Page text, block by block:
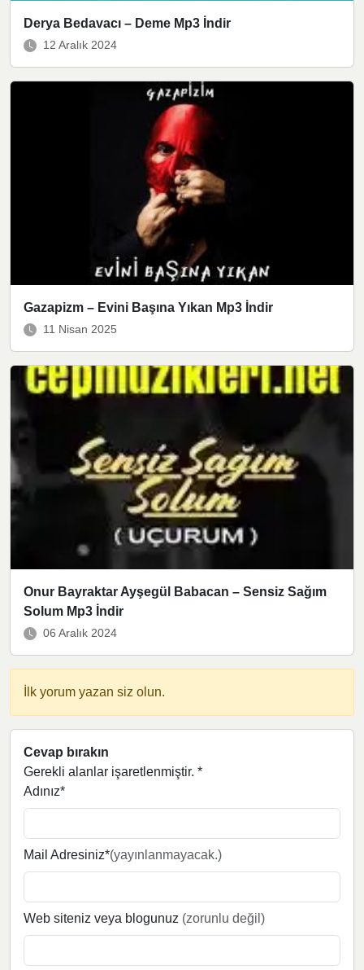
Derya Bedavacı – Deme Mp3 İndir
12 Aralık 2024
Gazapizm – Evini Başına Yıkan Mp3 İndir
11 Nisan 2025
Onur Bayraktar Ayşegül Babacan – Sensiz Sağım
Solum Mp3 İndir
06 Aralık 2024
İlk yorum yazan siz olun.
Cevap bırakın
Gerekli alanlar işaretlenmiştir. *
Adınız*
Mail Adresiniz*(yayınlanmayacak.)
Web siteniz veya blogunuz (zorunlu değil)